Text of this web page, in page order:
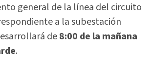
general de la línea del circuito
a la subestación
de8:00 de la mañana
.